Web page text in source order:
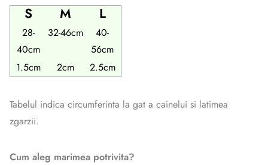
S M L
28-
40cm
32-46cm
40-
56cm
1.5cm
2cm 2.5cm
Tabelul indica circumferinta la gat a cainelui si latimea
zgarzii.
Cum aleg marimea potrivita?